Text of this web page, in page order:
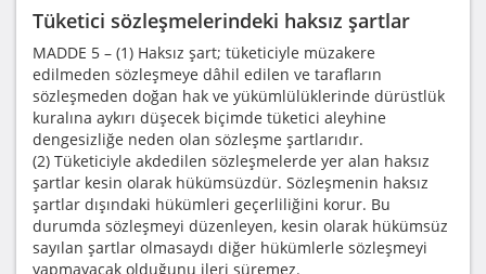
Tüketici sözleşmelerindeki haksız şartlar
MADDE 5 – (1) Haksız şart; tüketiciyle müzakere
edilmeden sözleşmeye dâhil edilen ve tarafların
sözleşmeden doğan hak ve yükümlülüklerinde dürüstlük
kuralına aykırı düşecek biçimde tüketici aleyhine
dengesizliğe neden olan sözleşme şartlarıdır.
(2) Tüketiciyle akdedilen sözleşmelerde yer alan haksız
şartlar kesin olarak hükümsüzdür. Sözleşmenin haksız
şartlar dışındaki hükümleri geçerliliğini korur. Bu
durumda sözleşmeyi düzenleyen, kesin olarak hükümsüz
sayılan şartlar olmasaydı diğer hükümlerle sözleşmeyi
yapmayacak olduğunu ileri süremez.